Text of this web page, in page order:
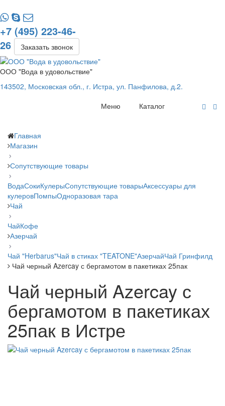
+7 (495) 223-46-
26
Заказать звонок
ООО "Вода в удовольствие"
143502, Московская обл., г. Истра, ул. Панфилова, д.2.
Каталог
Меню
Главная
Магазин
Сопутствующие товары
ВодаСокиКулерыСопутствующие товарыАксессуары для
кулеровПомпыОдноразовая тара
Чай
ЧайКофе
Азерчай
Чай "Herbarus"Чай в стиках "TEATONE"АзерчайЧай Гринфилд
Чай черный Azercay с бергамотом в пакетиках 25пак
Чай черный Azercay с
бергамотом в пакетиках
25пак в Истре